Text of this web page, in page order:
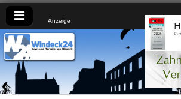
Anzeige
Windeck24
Nachrichten
aus dem
Ländchen
für das
Ländchen